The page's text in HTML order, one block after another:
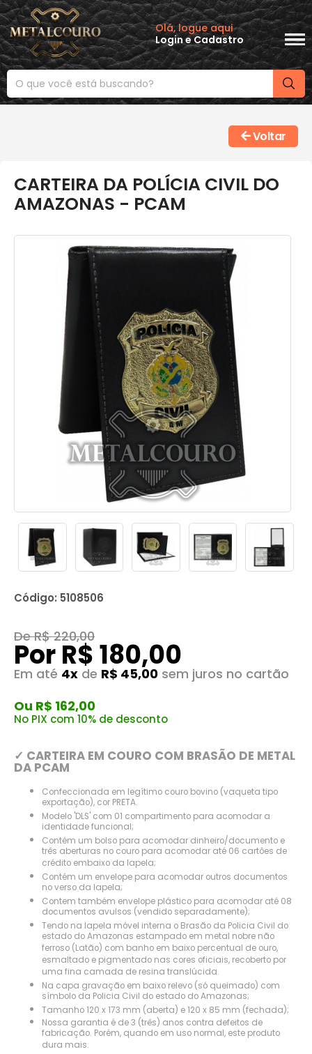
Olá, logue aqui
LogineCadastro
Voltar
CARTEIRA DA POLÍCIA CIVIL DO
AMAZONAS - PCAM
Código: 5108506
De R$ 220,00
Por R$ 180,00
Em até 4x de R$ 45,00 sem juros no cartão
Ou R$ 162,00
No PIX com 10% de desconto
✓ CARTEIRA EM COURO COM BRASÃO DE METAL
DA PCAM
Confeccionada em legítimo couro bovino (vaqueta tipo
exportação), cor PRETA.
Modelo 'DLS' com 01 compartimento para acomodar a
identidade funcional;
Contém um bolso para acomodar dinheiro/documento e
três aberturas no couro para acomodar até 06 cartões de
crédito embaixo da lapela;
Contém um envelope para acomodar outros documentos
no verso da lapela;
Contem também envelope plástico para acomodar até 08
documentos avulsos (vendido separadamente);
Tendo na lapela móvel interna o Brasão da Policia Civil do
estado do Amazonas estampado em metal nobre não
ferroso (Latão) com banho em baixo percentual de ouro,
esmaltado e pigmentado nas cores oficiais, recoberto por
uma fina camada de resina translúcida.
Na capa gravação em baixo relevo (só queimado) com
símbolo da Policia Civil do estado do Amazonas;
Tamanho 120 x 173 mm (aberta) e 120 x 85 mm (fechada);
Nossa garantia é de 3 (três) anos contra defeitos de
fabricação. Porém, quando em uso normal, este produto
dura mais.